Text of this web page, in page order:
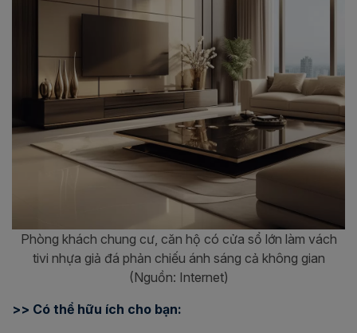
Phòng khách chung cư, căn hộ có cửa sổ lớn làm vách
tivi nhựa giả đá phản chiếu ánh sáng cả không gian
(Nguồn: Internet)
>> Có thể hữu ích cho bạn: